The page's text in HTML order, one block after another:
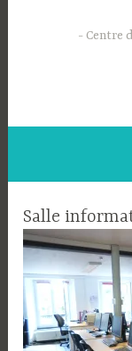
Centre
Salle